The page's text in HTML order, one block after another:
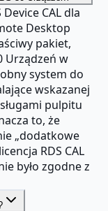
CAL dla
Desktop
pakiet,
Urządzeń w
system do
wskazanej
pulpitu
to, że
„dodatkowe
RDS CAL
było zgodne z